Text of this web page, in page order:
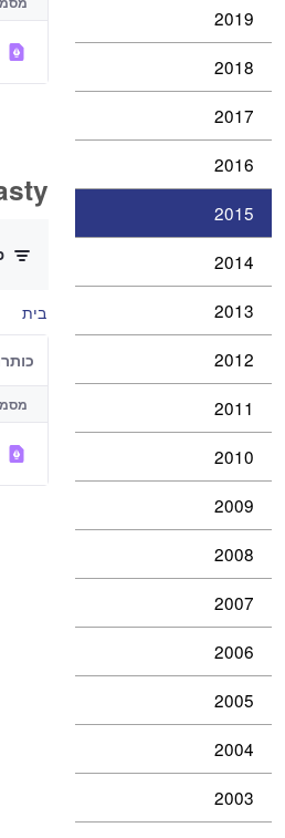
2019
2018
2017
2016
2015
2014
2013
2012
2011
2010
2009
2008
2007
2006
2005
2004
2003
בית